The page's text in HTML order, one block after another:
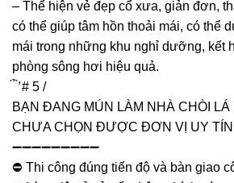
– Thể hiện vẻ đẹp cổ xưa, giản đơn,
có thể giúp tâm hồn thoải mái, có thể
mái trong những khu nghỉ dưỡng, kết
phòng sông hơi hiệu quả.
́ ̉ ̛̀ # 5 /
BẠN ĐANG MÚN LÀM NHÀ CHÒI
CHƯA CHỌN ĐƯỢC ĐƠN VỊ UY
➖➖➖➖➖➖➖➖➖
⛔️ Thi công đúng tiến độ và bàn giao